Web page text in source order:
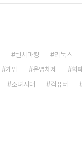
벤치마킹 리눅스
게임 운영체제 화폐
소녀시대 컴퓨터